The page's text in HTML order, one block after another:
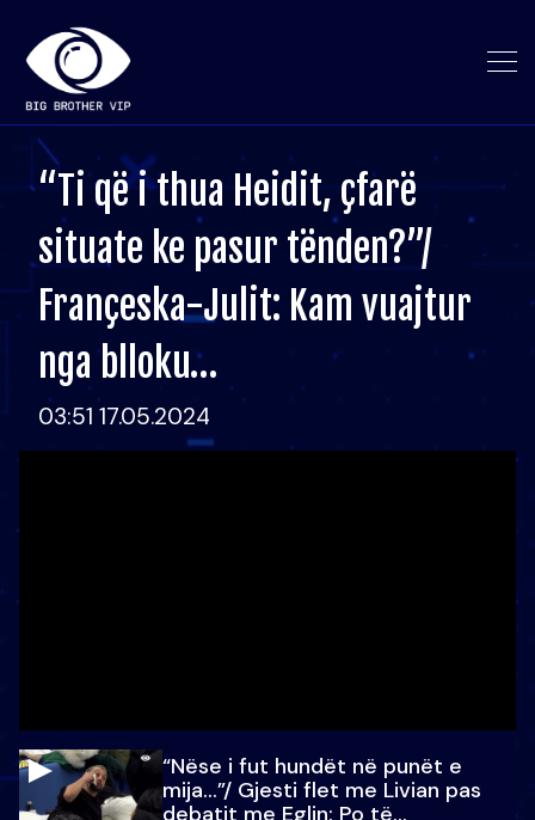
“Ti që i thua Heidit, çfarë
situate ke pasur tënden?”/
Françeska-Julit: Kam vuajtur
nga blloku…
03:51 17.05.2024
“Nëse i fut hundët në punët e
mija…”/ Gjesti flet me Livian pas
debatit me Eglin: Po të